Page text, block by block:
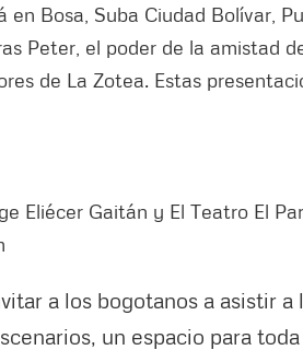
en Bosa, Suba Ciudad Bolívar,
Peter, el poder de la amistad
de La Zotea. Estas
Eliécer Gaitán y El Teatro El
a los bogotanos a asistir
un espacio para